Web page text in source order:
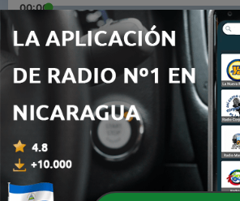
00:00
Episodios
2 - Muy ofendido?
1 - Y quien cuida de ti?
07 sep. 2019